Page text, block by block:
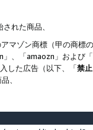
れた商品、
マゾン商標（甲の商
、「amaozn」および
した広告（以下、「禁
、